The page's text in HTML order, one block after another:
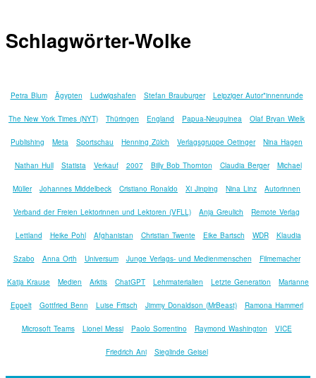
Schlagwörter-Wolke
Petra Blum Ägypten Ludwigshafen Stefan Brauburger Leipziger Autor*innenrunde
The New York Times (NYT) Thüringen England Papua-Neuguinea Olaf Bryan Wielk
Publishing Meta Sportschau Henning Zülch Verlagsgruppe Oetinger Nina Hagen
Nathan Hull Statista Verkauf 2007 Billy Bob Thornton Claudia Berger Michael
Müller Johannes Middelbeck Cristiano Ronaldo Xi Jinping Nina Linz Autorinnen
Verband der Freien Lektorinnen und Lektoren (VFLL) Anja Greulich Remote Verlag
Lettland Heike Pohl Afghanistan Christian Twente Eike Bartsch WDR Klaudia
Szabo Anna Orth Universum Junge Verlags- und Medienmenschen Filmemacher
Katja Krause Medien Arktis ChatGPT Lehrmaterialien Letzte Generation Marianne
Eppelt Gottfried Benn Luise Fritsch Jimmy Donaldson (MrBeast) Ramona Hammerl
Microsoft Teams Lionel Messi Paolo Sorrentino Raymond Washington VICE
Friedrich Ani Sieglinde Geisel